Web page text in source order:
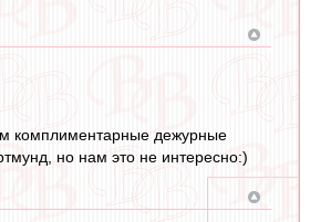
комплиментарные дежурные
но нам это не интересно:)